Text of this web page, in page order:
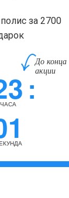
за 2700
До конца
акции
:
ЧАСА